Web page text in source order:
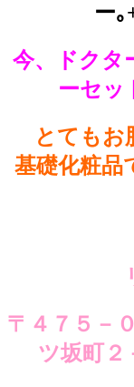
ー
今、ドクタ
ーセッ
とてもお
基礎化粧品
〒４７５－
ツ坂町２